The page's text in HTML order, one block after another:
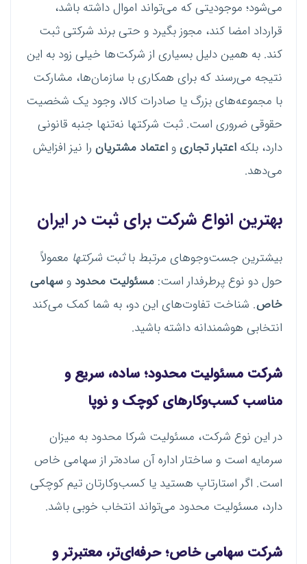
می‌شود؛ موجودیتی که می‌تواند اموال داشته باشد،
قرارداد امضا کند، مجوز بگیرد و حتی برند شرکتی ثبت
کند. به همین دلیل بسیاری از شرکت‌ها خیلی زود به این
نتیجه می‌رسند که برای همکاری با سازمان‌ها، مشارکت
با مجموعه‌های بزرگ یا صادرات کالا، وجود یک شخصیت
حقوقی ضروری است. ثبت شرکتها نه‌تنها جنبه قانونی
دارد، بلکه اعتبار تجاریو اعتماد مشتریان را نیز افزایش
می‌دهد.
بهترین انواع شرکت برای ثبت در ایران
بیشترین جست‌وجوهای مرتبط باثبت شرکتها معمولاً
حول دو نوع پرطرفدار است: مسئولیت محدود و سهامی
خاص. شناخت تفاوت‌های این دو، به شما کمک می‌کند
انتخابی هوشمندانه داشته باشید.
شرکت مسئولیت محدود؛ ساده، سریع و
مناسب کسب‌وکارهای کوچک و نوپا
در این نوع شرکت، مسئولیت شرکا محدود به میزان
سرمایه است و ساختار اداره آن ساده‌تر از سهامی خاص
است. اگر استارتاپ هستید یا کسب‌وکارتان تیم کوچکی
دارد، مسئولیت محدود می‌تواند انتخاب خوبی باشد.
شرکت سهامی خاص؛ حرفه‌ای‌تر، معتبرتر و